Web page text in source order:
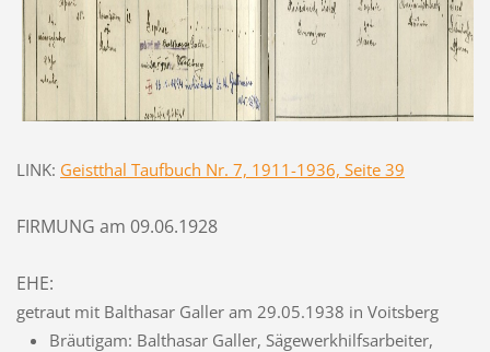
LINK: Geistthal Taufbuch Nr. 7, 1911-1936, Seite 39
FIRMUNG am 09.06.1928
EHE:
getraut mit Balthasar Galler am 29.05.1938 in Voitsberg
Bräutigam: Balthasar Galler, Sägewerkhilfsarbeiter,